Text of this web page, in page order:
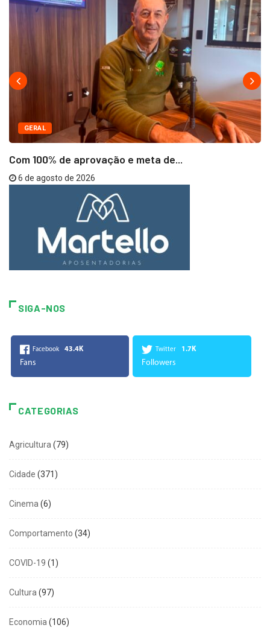
GERAL
Com 100% de aprovação e meta de...
6 de agosto de 2026
SIGA-NOS
Facebook 43.4K
Fans
Twitter 1.7K
Followers
CATEGORIAS
Agricultura(79)
Cidade (371)
Cinema(6)
Comportamento (34)
COVID-19 (1)
Cultura(97)
Economia(106)